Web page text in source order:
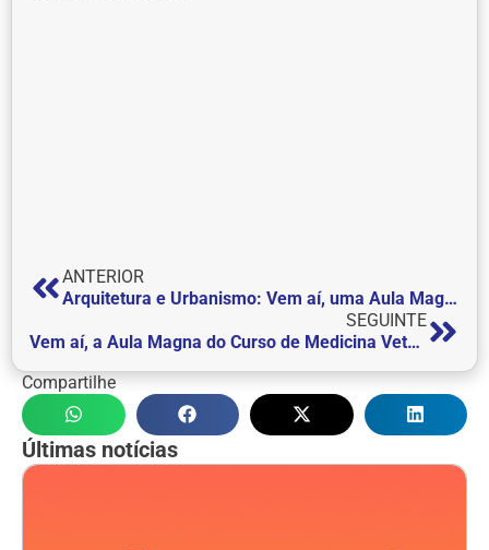
ANTERIOR
Arquitetura e Urbanismo: Vem aí, uma Aula Magna que trará um panorama geral sobre a profissão
SEGUINTE
Vem aí, a Aula Magna do Curso de Medicina Veterinária
Compartilhe
Últimas notícias